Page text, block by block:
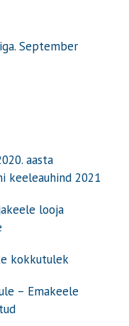
September
aasta
keeleauhind 2021
looja
kokkutulek
– Emakeele